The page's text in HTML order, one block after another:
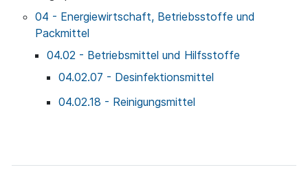
04 - Energiewirtschaft, Betriebsstoffe und
Packmittel
04.02 - Betriebsmittel und Hilfsstoffe
04.02.07 - Desinfektionsmittel
04.02.18 - Reinigungsmittel